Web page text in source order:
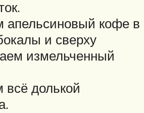
апельсиновый кофе в
и сверху
измельченный
долькой